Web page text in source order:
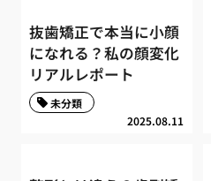
抜歯矯正で本当に小顔
になれる？私の顔変化
リアルレポート
2025.08.11
未分類